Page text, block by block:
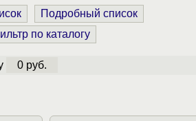
Подробный список
по каталогу
0 руб.